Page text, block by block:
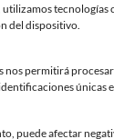
tecnologías
del dispositivo.
nos permitirá
únicas
puede afectar
Teléfonos de
Formulario de